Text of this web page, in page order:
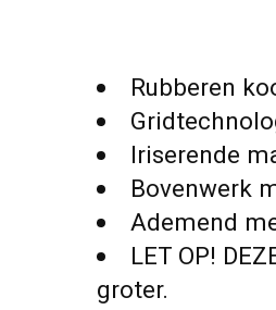
Rubberen
Iriserende
Bovenwerk
Ademend
LET OP!
groter.